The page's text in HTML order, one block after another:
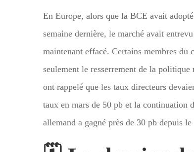
En Europe, alors que la BCE avait
semaine dernière, le marché avait
maintenant effacé. Certains membres du
seulement le resserrement de la
ont rappelé que les taux directeurs
taux en mars de 50 pb et la continuation
allemand a gagné près de 30 pb depuis